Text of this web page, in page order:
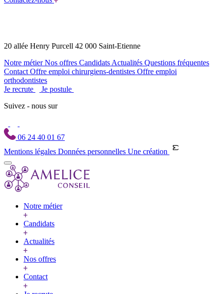
20 allée Henry Purcell 42 000 Saint-Etienne
Notre métierNos offres Candidats Actualités Questions fréquentes
Contact Offre emploi chirurgiens-dentistes Offre emploi
orthodontistes
Je recrute
Je postule
Suivez - nous sur
06 24 40 01 67
Mentions légales Données personnelles Une création
Notre métier
Candidats
Actualités
Nos offres
Contact